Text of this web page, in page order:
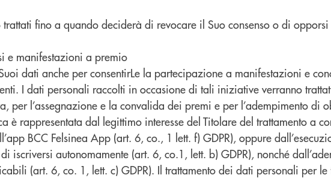
fino a quando deciderà di revocare il Suo consenso o di
e manifestazioni a premio
dati anche per consentirLe la partecipazione a manifestazioni e
I dati personali raccolti in occasione di tali iniziative verranno
per l’assegnazione e la convalida dei premi e per l’adempimento
è rappresentata dal legittimo interesse del Titolare del trattamento a
BCC Felsinea App (art. 6, co., 1 lett. f) GDPR), oppure
iscriversi autonomamente (art. 6, co.1, lett. b) GDPR), nonché
(art. 6, co. 1, lett. c) GDPR). Il trattamento dei dati personali per